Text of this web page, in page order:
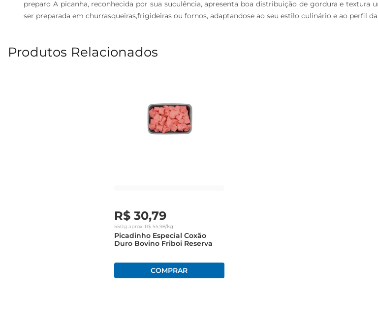
preparo A picanha, reconhecida por sua suculência, apresenta boa distribuição de gordura e
ser preparada em churrasqueiras,frigideiras ou fornos, adaptandose ao seu estilo culinário e ao perfil
Produtos Relacionados
R$ 30,79
550g aprox.•R$ 55,98/kg
Picadinho Especial Coxão
Duro Bovino Friboi Reserva